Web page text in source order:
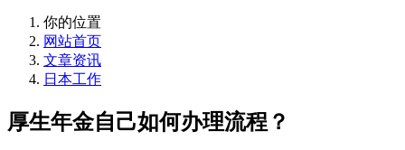
你的位置
网站首页
文章资讯
日本工作
厚生年金自己如何办理流程？